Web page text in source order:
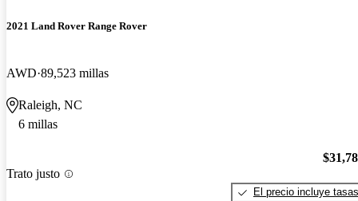
2021 Land Rover Range Rover
AWD 89,523 millas
Raleigh, NC
6 millas
Trato justo
El precio incluye tasas